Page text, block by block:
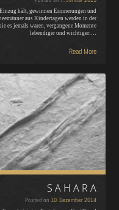
hält, gewinnen Erinnerungen und
aus Kindertagen werden in der
es jemals waren, vergangene Momente
lebendiger und wichtiger:…
Read More
SAHARA
Posted on 10. Dezember 2014